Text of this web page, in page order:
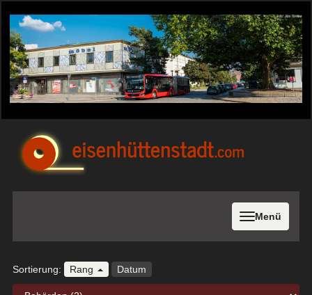
Menü
Sortierung: Rang Datum